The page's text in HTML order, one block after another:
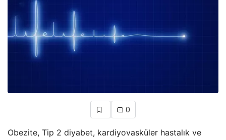
0
Obezite, Tip 2 diyabet, kardiyovasküler hastalık ve